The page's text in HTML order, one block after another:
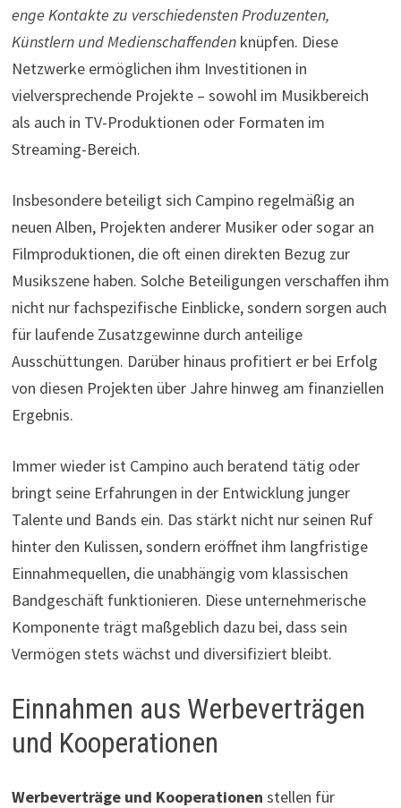
enge Kontakte zu verschiedensten Produzenten,
Künstlern und Medienschaffendenknüpfen. Diese
Netzwerke ermöglichen ihm Investitionen in
vielversprechende Projekte – sowohl im Musikbereich
als auch in TV-Produktionen oder Formaten im
Streaming-Bereich.
Insbesondere beteiligt sich Campino regelmäßig an
neuen Alben, Projekten anderer Musiker oder sogar an
Filmproduktionen, die oft einen direkten Bezug zur
Musikszene haben. Solche Beteiligungen verschaffen ihm
nicht nur fachspezifische Einblicke, sondern sorgen auch
für laufende Zusatzgewinne durch anteilige
Ausschüttungen. Darüber hinaus profitiert er bei Erfolg
von diesen Projekten über Jahre hinweg am finanziellen
Ergebnis.
Immer wieder ist Campino auch beratend tätig oder
bringt seine Erfahrungen in der Entwicklung junger
Talente und Bands ein. Das stärkt nicht nur seinen Ruf
hinter den Kulissen, sondern eröffnet ihm langfristige
Einnahmequellen, die unabhängig vom klassischen
Bandgeschäft funktionieren. Diese unternehmerische
Komponente trägt maßgeblich dazu bei, dass sein
Vermögen stets wächst und diversifiziert bleibt.
Einnahmen aus Werbeverträgen
und Kooperationen
Werbeverträge und Kooperationen stellen für